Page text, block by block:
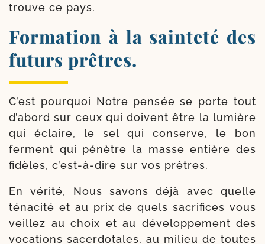
trouve ce pays.
Formation à la sainteté des
futurs prêtres.
C’est pour­quoi Notre pen­sée se porte tout
d’abord sur ceux qui doivent être la lumière
qui éclaire, le sel qui conserve, le bon
ferment qui pénètre la masse entière des
fidèles, c’est-à-dire sur vos prêtres.
En véri­té, Nous savons déjà avec quelle
téna­ci­té et au prix de quels sacri­fices vous
veillez au choix et au déve­lop­pe­ment des
voca­tions sacer­do­tales, au milieu de toutes